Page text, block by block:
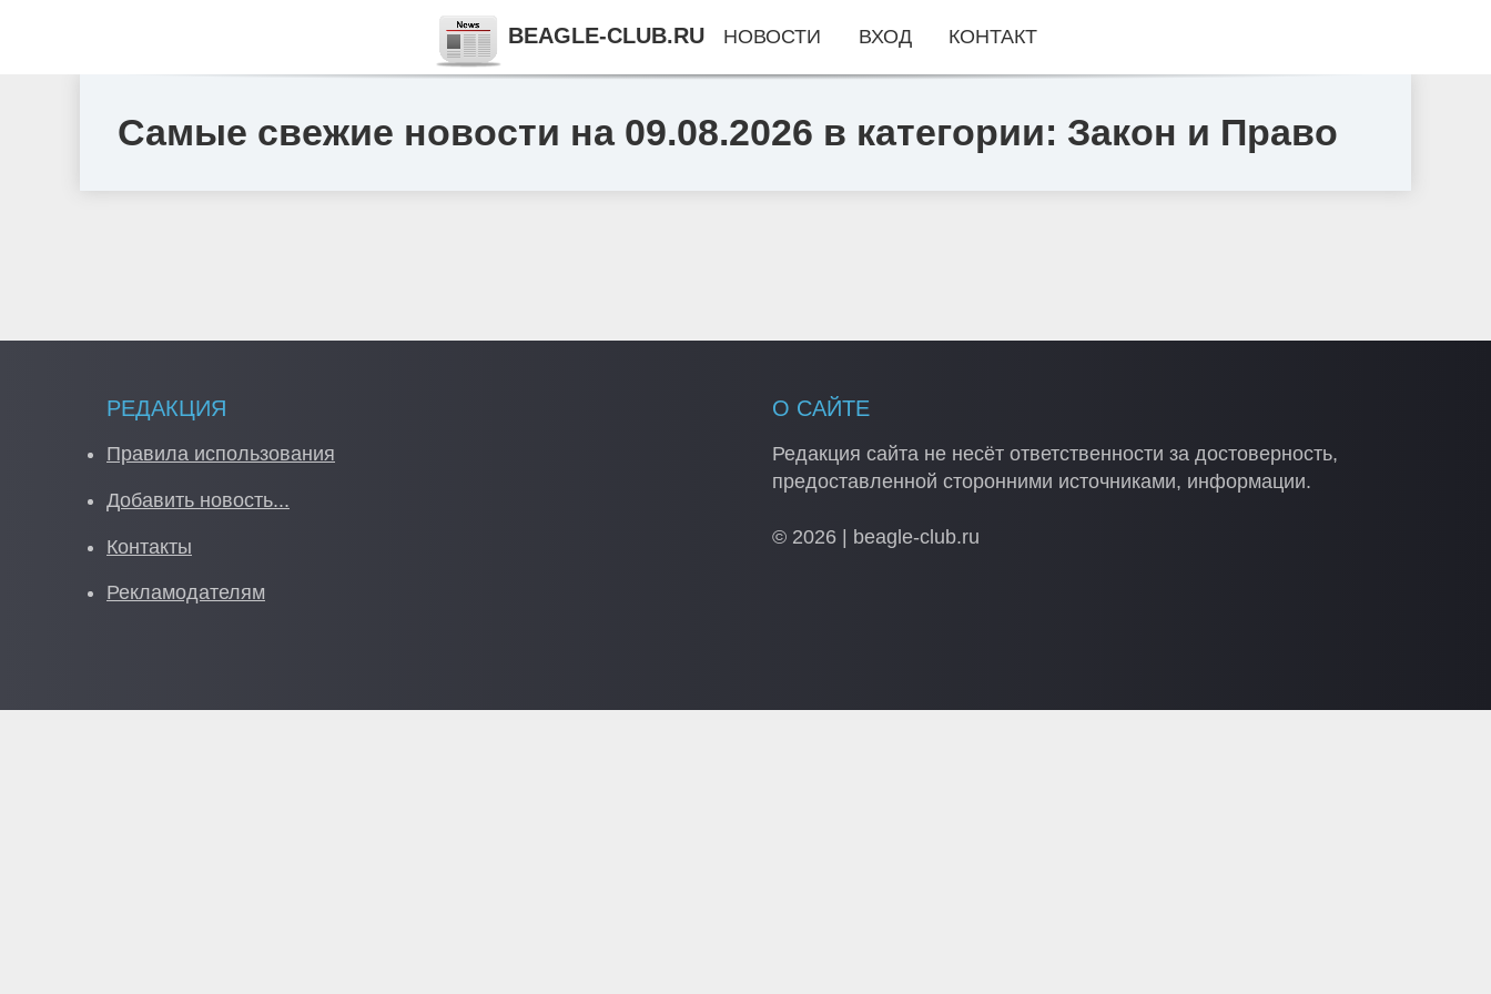
Самые свежие новости на 09.08.2026 в категории: Закон и Право
BEAGLE-CLUB.RU НОВОСТИ ВХОД КОНТАКТ
РЕДАКЦИЯ
Правила использования
Добавить новость...
Контакты
Рекламодателям
О САЙТЕ
Редакция сайта не несёт ответственности за достоверность,
предоставленной сторонними источниками, информации.
© 2026 | beagle-club.ru